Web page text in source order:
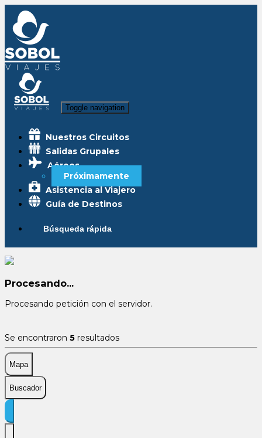
Toggle navigation
Nuestros Circuitos
Salidas Grupales
Aéreos
Próximamente
Asistencia al Viajero
Guía de Destinos
Búsqueda rápida
Procesando...
Procesando petición con el servidor.
Se encontraron 5 resultados
Mapa
Buscador